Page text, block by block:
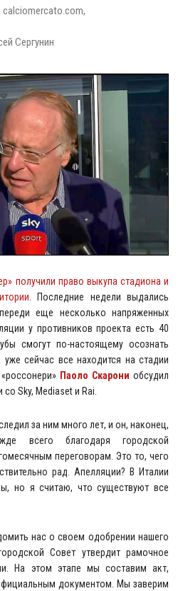
calciomercato.com,
Сергунин
получили право выкупа стадиона и
. Последние недели выдались
еще несколько напряженных
у противников проекта есть 40
смогут по-настоящему осознать
сейчас все находится на стадии
Паоло Скарони обсудил
Sky, Mediaset и Rai.
за ним много лет, и он, наконец,
всего благодаря городской
переговорам. Это то, чего
рад. Апелляции? В Италии
но я считаю, что существуют все
нас о своем одобрении нашего
Совет утвердит рамочное
На этом этапе мы составим акт,
документом. Мы заверим